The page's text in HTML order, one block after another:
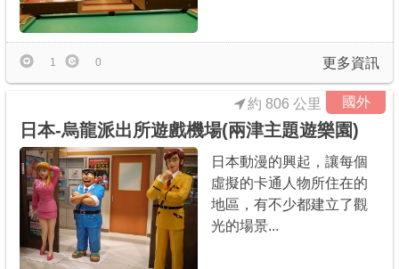
更多資訊
1 0
國外
約 806 公里
日本-烏龍派出所遊戲機場(兩津主題遊樂園)
日本動漫的興起，讓每個
虛擬的卡通人物所住在的
地區，有不少都建立了觀
光的場景...